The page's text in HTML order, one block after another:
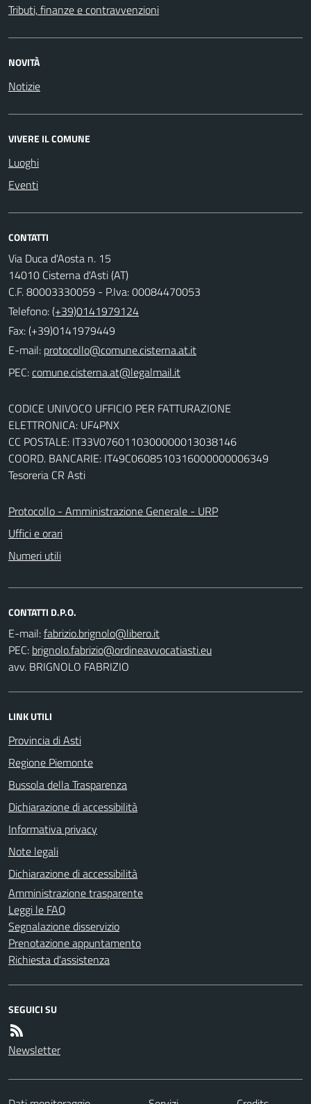
Tributi, finanze e contravvenzioni
NOVITÀ
Notizie
VIVERE IL COMUNE
Luoghi
Eventi
CONTATTI
Via Duca d'Aosta n. 15
14010 Cisterna d'Asti (AT)
C.F. 80003330059 - P.Iva: 00084470053
Telefono:(+39)0141979124
Fax: (+39)0141979449
E-mail:
PEC:
CODICE UNIVOCO UFFICIO PER FATTURAZIONE
ELETTRONICA: UF4PNX
CC POSTALE: IT33V0760110300000013038146
COORD. BANCARIE: IT49C0608510316000000006349
Tesoreria CR Asti
Protocollo - Amministrazione Generale - URP
Uffici e orari
Numeri utili
CONTATTI D.P.O.
E-mail:
PEC:
avv. BRIGNOLO FABRIZIO
LINK UTILI
Provincia di Asti
Regione Piemonte
Bussola della Trasparenza
Dichiarazione di accessibilità
Informativa privacy
Note legali
Dichiarazione di accessibilità
Amministrazione trasparente
Leggi le FAQ
Segnalazione disservizio
Prenotazione appuntamento
Richiesta d'assistenza
SEGUICI SU
Newsletter